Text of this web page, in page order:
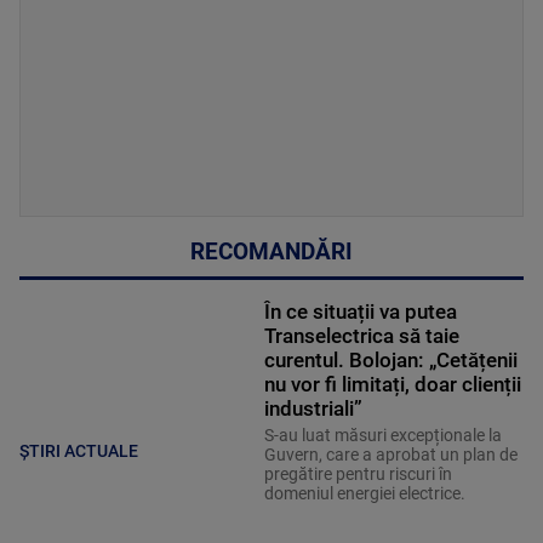
RECOMANDĂRI
ȘTIRI ACTUALE
În ce situații va putea
Transelectrica să taie
curentul. Bolojan: „Cetățenii
nu vor fi limitați, doar clienții
industriali”
S-au luat măsuri excepționale la
Guvern, care a aprobat un plan de
pregătire pentru riscuri în
domeniul energiei electrice.